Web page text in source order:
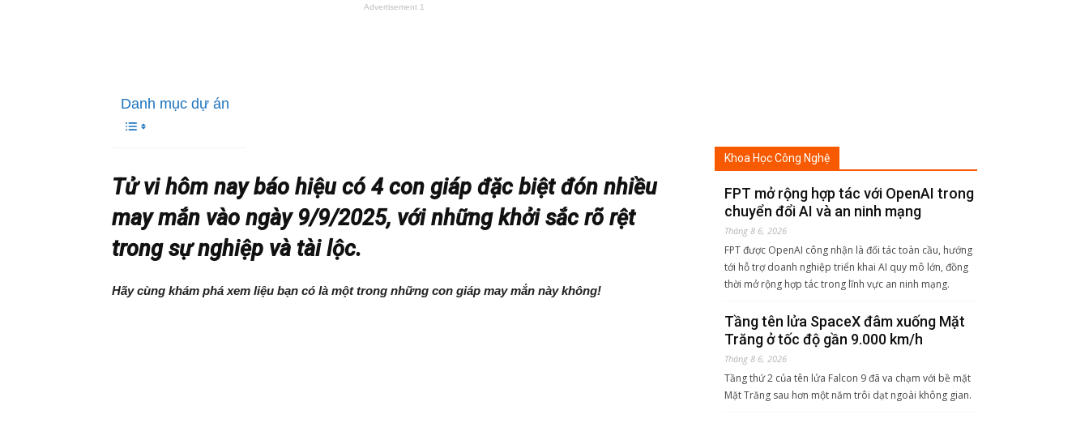
Advertisement 1
Danh mục dự án
Tử vi hôm nay báo hiệu có 4 con giáp đặc biệt đón nhiều
may mắn vào ngày 9/9/2025, với những khởi sắc rõ rệt
trong sự nghiệp và tài lộc.
Hãy cùng khám phá xem liệu bạn có là một trong những con giáp may mắn này không!
Khoa Học Công Nghệ
FPT mở rộng hợp tác với OpenAI trong
chuyển đổi AI và an ninh mạng
Tháng 8 6, 2026
FPT được OpenAI công nhận là đối tác toàn cầu, hướng
tới hỗ trợ doanh nghiệp triển khai AI quy mô lớn, đồng
thời mở rộng hợp tác trong lĩnh vực an ninh mạng.
Tầng tên lửa SpaceX đâm xuống Mặt
Trăng ở tốc độ gần 9.000 km/h
Tháng 8 6, 2026
Tầng thứ 2 của tên lửa Falcon 9 đã va chạm với bề mặt
Mặt Trăng sau hơn một năm trôi dạt ngoài không gian.